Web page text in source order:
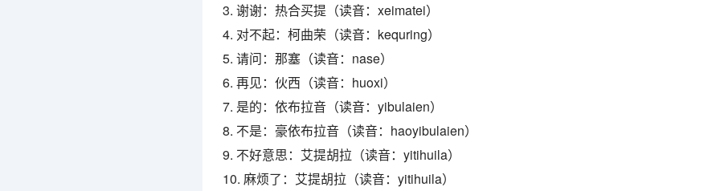
3. 谢谢：热合买提（读音：xeimatei）
4. 对不起：柯曲荣（读音：kequring）
5. 请问：那塞（读音：nase）
6. 再见：伙西（读音：huoxi）
7. 是的：依布拉音（读音：yibulaien）
8. 不是：豪依布拉音（读音：haoyibulaien）
9. 不好意思：艾提胡拉（读音：yitihuila）
10. 麻烦了：艾提胡拉（读音：yitihuila）